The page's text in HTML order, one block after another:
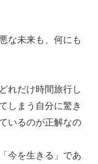
な未来も、何にも
れだけ時間旅行し
しまう自分に驚き
いるのが正解なの
今を生きる」であ